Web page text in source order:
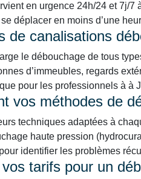
en urgence 24h/24 et 7j/
déplacer en moins d’une
de canalisations
le débouchage de tous
d’immeubles, regards
pour les professionnels à à
vos méthodes de
techniques adaptées à
haute pression
identifier les problèmes
tarifs pour un